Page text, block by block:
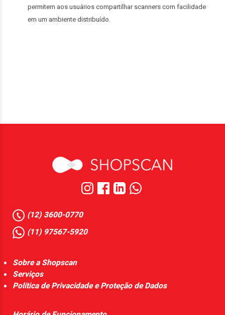
permitem aos usuários compartilhar scanners com facilidade
em um ambiente distribuído.
(12) 3600-0770
(11) 97567-5920
Sobre a Shopscan
Serviços
Política de Privacidade e Proteção de Dados